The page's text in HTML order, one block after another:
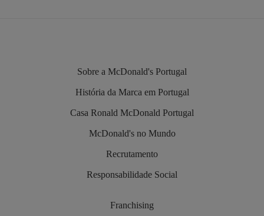
Sobre a McDonald's Portugal
História da Marca em Portugal
Casa Ronald McDonald Portugal
McDonald's no Mundo
Recrutamento
Responsabilidade Social
Franchising